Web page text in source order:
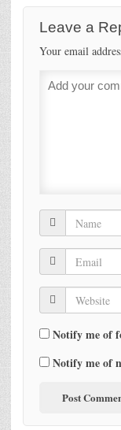
Leave a
Your email
Notify me of
Notify me of